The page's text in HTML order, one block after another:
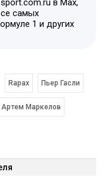
в Max,
самых
1 и других
Rapax Пьер Гасли
Артем Маркелов